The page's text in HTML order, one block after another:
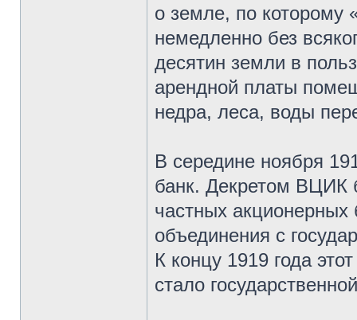
о земле, по которому
немедленно без
десятин земли в
арендной платы
недра, леса, воды
В середине ноября
банк. Декретом ВЦИК
частных акционерных
объединения с
К концу 1919 года
стало